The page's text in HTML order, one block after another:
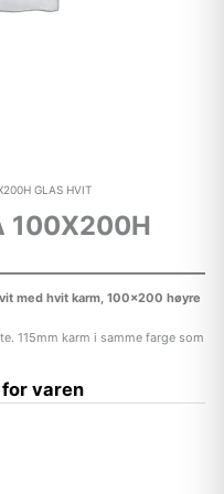
GLAS HVIT
100X200H
med hvit karm, 100×200 høyre
115mm karm i samme farge som
varen